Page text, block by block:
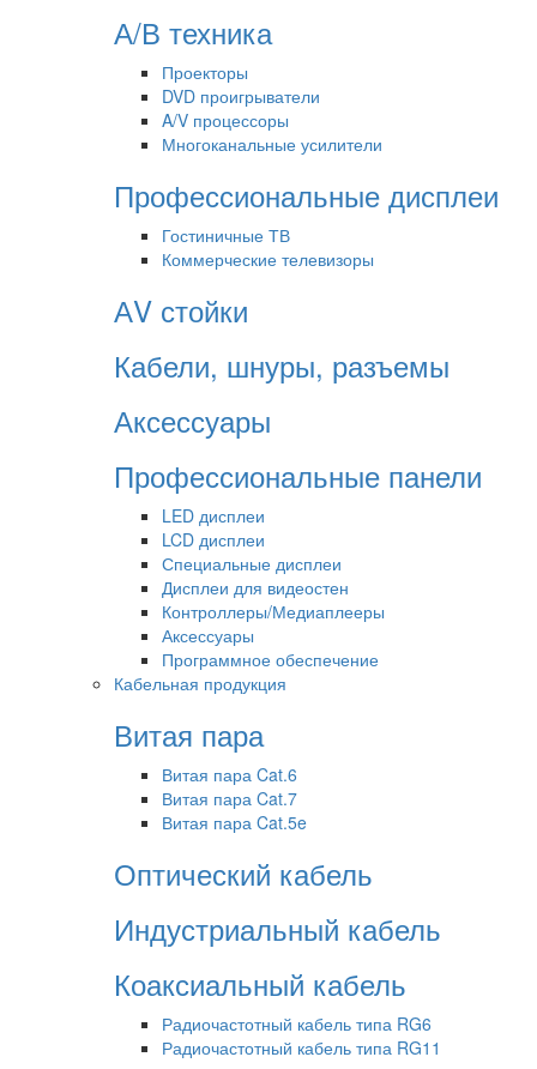
А/В техника
Проекторы
DVD проигрыватели
A/V процессоры
Многоканальные усилители
Профессиональные дисплеи
Гостиничные ТВ
Коммерческие телевизоры
АV стойки
Кабели, шнуры, разъемы
Аксессуары
Профессиональные панели
LED дисплеи
LCD дисплеи
Специальные дисплеи
Дисплеи для видеостен
Контроллеры/Медиаплееры
Аксессуары
Программное обеспечение
Кабельная продукция
Витая пара
Витая пара Cat.6
Витая пара Cat.7
Витая пара Cat.5e
Оптический кабель
Индустриальный кабель
Коаксиальный кабель
Радиочастотный кабель типа RG6
Радиочастотный кабель типа RG11